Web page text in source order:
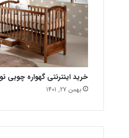
خرید اینترنتی گهواره چوبی
بهمن 27, 1401